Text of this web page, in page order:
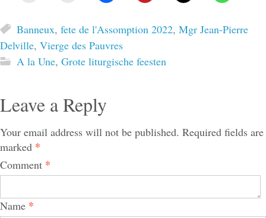
Banneux, fete de l'Assomption 2022, Mgr Jean-Pierre
Delville, Vierge des Pauvres
A la Une, Grote liturgische feesten
Leave a Reply
Your email address will not be published. Required fields are
marked *
Comment *
Name *